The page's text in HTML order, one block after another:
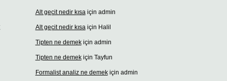
Alt geçit nedir kısaiçin admin
Alt geçit nedir kısaiçin Halil
Tipten ne demekiçin admin
Tipten ne demekiçin Tayfun
Formalist analiz ne demekiçin admin